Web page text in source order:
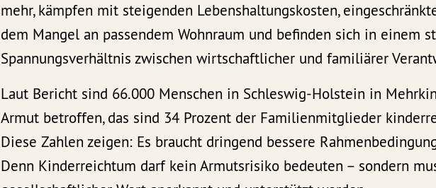
mehr, kämpfen mit steigenden Lebenshaltungskosten,
dem Mangel an passendem Wohnraum und befinden sich in einem
Spannungsverhältnis zwischen wirtschaftlicher und familiärer
Laut Bericht sind 66.000 Menschen in Schleswig-Holstein in
Armut betroffen, das sind 34 Prozent der Familienmitglieder
Diese Zahlen zeigen: Es braucht dringend bessere
Denn Kinderreichtum darf kein Armutsrisiko bedeuten – sondern